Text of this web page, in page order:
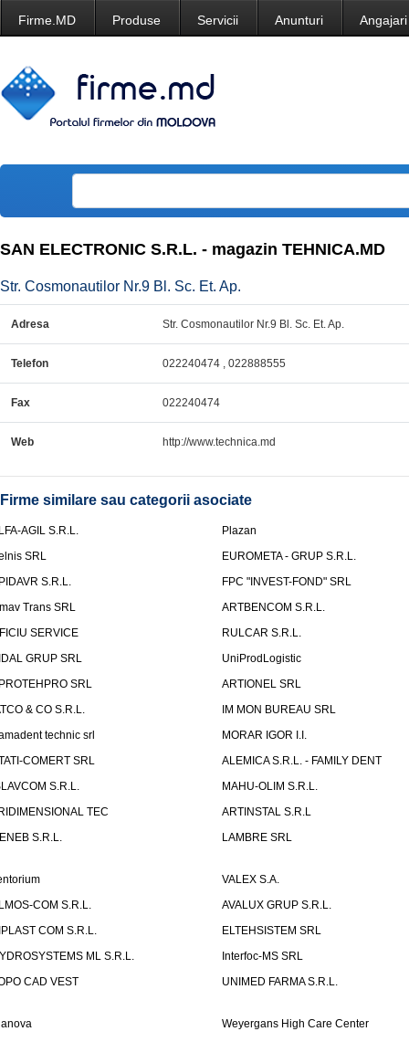
Firme.MD Produse Servicii Anunturi Angajari
SAN ELECTRONIC S.R.L. - magazin TEHNICA.MD
Str. Cosmonautilor Nr.9 Bl. Sc. Et. Ap.
Adresa Str. Cosmonautilor Nr.9 Bl. Sc. Et. Ap.
Telefon 022240474 , 022888555
Fax 022240474
Web http://www.technica.md
Firme similare sau categorii asociate
AGIL S.R.L.
Plazan
SRL
EUROMETA - GRUP S.R.L.
S.R.L.
FPC "INVEST-FOND" SRL
Trans SRL
ARTBENCOM S.R.L.
SERVICE
RULCAR S.R.L.
GRUP SRL
UniProdLogistic
SRL
ARTIONEL SRL
& CO S.R.L.
IM MON BUREAU SRL
technic srl
MORAR IGOR I.I.
COMERT SRL
ALEMICA S.R.L. - FAMILY DENT
S.R.L.
MAHU-OLIM S.R.L.
TEC
ARTINSTAL S.R.L
S.R.L.
LAMBRE SRL
VALEX S.A.
COM S.R.L.
AVALUX GRUP S.R.L.
COM S.R.L.
ELTEHSISTEM SRL
ML S.R.L.
Interfoc-MS SRL
CAD VEST
UNIMED FARMA S.R.L.
Weyergans High Care Center